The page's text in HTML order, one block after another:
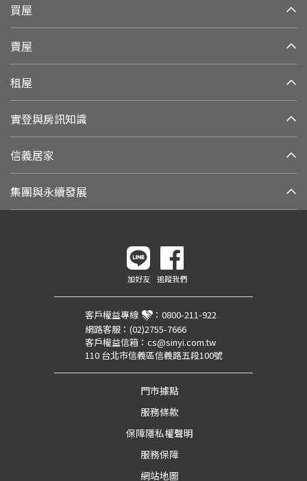
買屋
賣屋
租屋
實登與房訊知識
信義居家
集團與永續發展
加好友 追蹤我們
客戶權益專線 ： 0800-211-922
網路客服： (02)2755-7666
客戶權益信箱： cs@sinyi.com.tw
110 台北市信義區信義路五段100號
門市據點
服務條款
保障隱私權聲明
服務保障
網站地圖